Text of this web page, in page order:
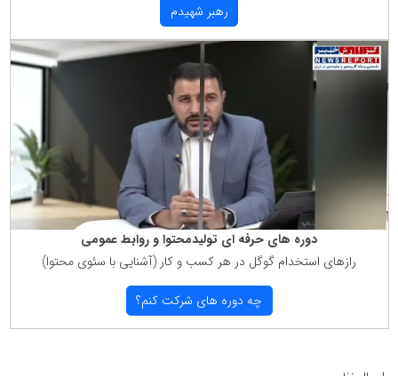
رهبر شهیدم
دوره های حرفه ای تولیدمحتوا و روابط عمومی
رازهای استخدام گوگل در هر كسب و كار (آشنایی با سئوی محتوا)
چه دوره های شركت كنم؟